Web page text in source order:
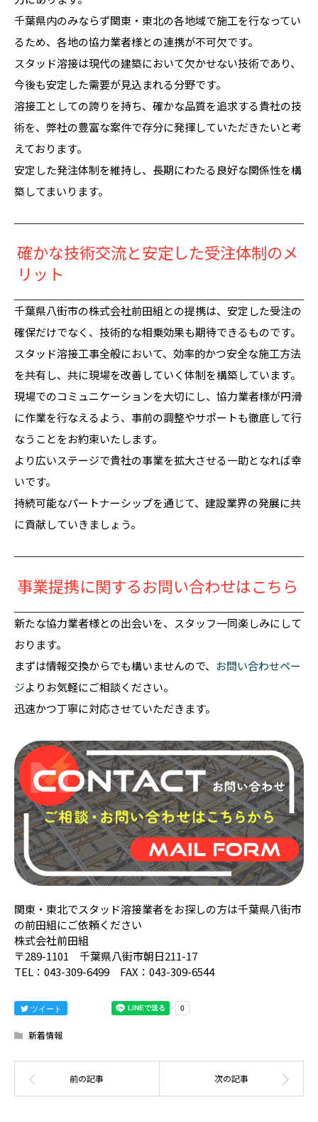
千葉県内のみならず関東・東北の各地域で施工を行なってい
るため、各地の協力業者様との連携が不可欠です。
スタッド溶接は現代の建築において欠かせない技術であり、
今後も安定した需要が見込まれる分野です。
溶接工としての誇りを持ち、確かな品質を追求する貴社の技
術を、弊社の豊富な案件で存分に発揮していただきたいと考
えております。
安定した発注体制を維持し、長期にわたる良好な関係性を構
築してまいります。
確かな技術交流と安定した受注体制のメ
リット
千葉県八街市の株式会社前田組との提携は、安定した受注の
確保だけでなく、技術的な相乗効果も期待できるものです。
スタッド溶接工事全般において、効率的かつ安全な施工方法
を共有し、共に現場を改善していく体制を構築しています。
現場でのコミュニケーションを大切にし、協力業者様が円滑
に作業を行なえるよう、事前の調整やサポートも徹底して行
なうことをお約束いたします。
より広いステージで貴社の事業を拡大させる一助となれば幸
いです。
持続可能なパートナーシップを通じて、建設業界の発展に共
に貢献していきましょう。
事業提携に関するお問い合わせはこちら
新たな協力業者様との出会いを、スタッフ一同楽しみにして
おります。
まずは情報交換からでも構いませんので、 お問い合わせペー
ジよりお気軽にご相談ください。
迅速かつ丁寧に対応させていただきます。
関東・東北でスタッド溶接業者をお探しの方は千葉県八街市
の前田組にご依頼ください
株式会社前田組
〒289-1101 千葉県八街市朝日211-17
TEL：043-309-6499 FAX：043-309-6544
ツイート
新着情報